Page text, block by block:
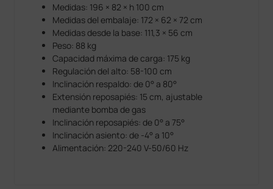
Medidas: 196 × 82 × h 100 cm
Medidas del embalaje: 172 × 62 × 72 cm
Medidas desde la base: 111,3 × 56 cm
Peso: 88 kg
Capacidad máxima de carga: 175 kg
Regulación del alto: 58-100 cm
Inclinación respaldo: de 0° a 80°
Extensión reposapiés: 15 cm, ajustable
mediante bomba de gas
Inclinación reposapiés: de 0° a 75°
Inclinación asiento: de -4° a 10°
Alimentación: 220-240 V-50/60 Hz